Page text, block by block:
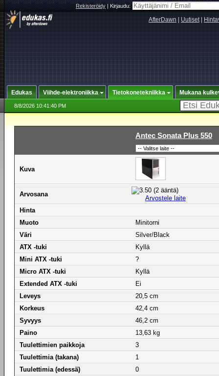
Rekisteröidy|Kirjaudu:
AfterDawn Uutiset|
Edukas Viihde-elektroniikka Tietokonetekniikka Mukana
8/8/2026 10:41:40 PM
Antec Sonata Plus 550
Kuva
Arvosana
Arvostele laite
Hinta
Muoto
Minitorni
Väri
Silver/Black
ATX -tuki
Kyllä
Mini ATX -tuki
?
Micro ATX -tuki
Kyllä
Extended ATX -tuki
Ei
Leveys
20,5 cm
Korkeus
42,4 cm
Syvyys
46,2 cm
Paino
13,63 kg
Tuulettimien paikkoja
3
Tuulettimia (takana)
1
Tuulettimia (edessä)
0